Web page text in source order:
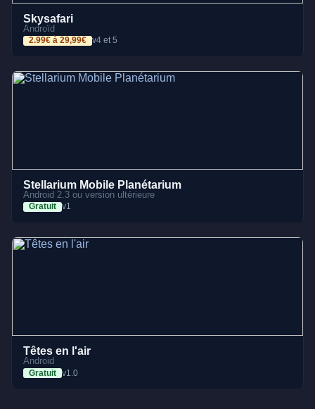
Skysafari
Androïd
2.99€ à 29,99€ v4 et 5
Stellarium Mobile Planétarium
Android 2.3 ou version ultérieure
Gratuit v1
Têtes en l'air
Android
Gratuit v1.0